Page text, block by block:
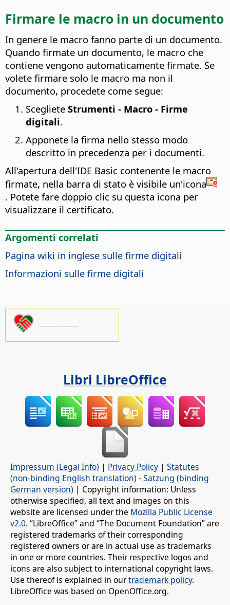
Firmare le macro in un documento
In genere le macro fanno parte di un documento.
Quando firmate un documento, le macro che
contiene vengono automaticamente firmate. Se
volete firmare solo le macro ma non il
documento, procedete come segue:
Scegliete Strumenti - Macro - Firme
digitali.
Apponete la firma nello stesso modo
descritto in precedenza per i documenti.
All'apertura dell'IDE Basic contenente le macro
firmate, nella barra di stato è visibile un'icona
. Potete fare doppio clic su questa icona per
visualizzare il certificato.
Argomenti correlati
Pagina wiki in inglese sulle firme digitali
Informazioni sulle firme digitali
Libri LibreOffice
Impressum (Legal Info) | Privacy Policy | Statutes
(non-binding English translation) -Satzung (binding
German version) | Copyright information: Unless
otherwise specified, all text and images on this
website are licensed under the Mozilla Public License
v2.0. “LibreOffice” and “The Document Foundation” are
registered trademarks of their corresponding
registered owners or are in actual use as trademarks
in one or more countries. Their respective logos and
icons are also subject to international copyright laws.
Use thereof is explained in ourtrademark policy.
LibreOffice was based on OpenOffice.org.